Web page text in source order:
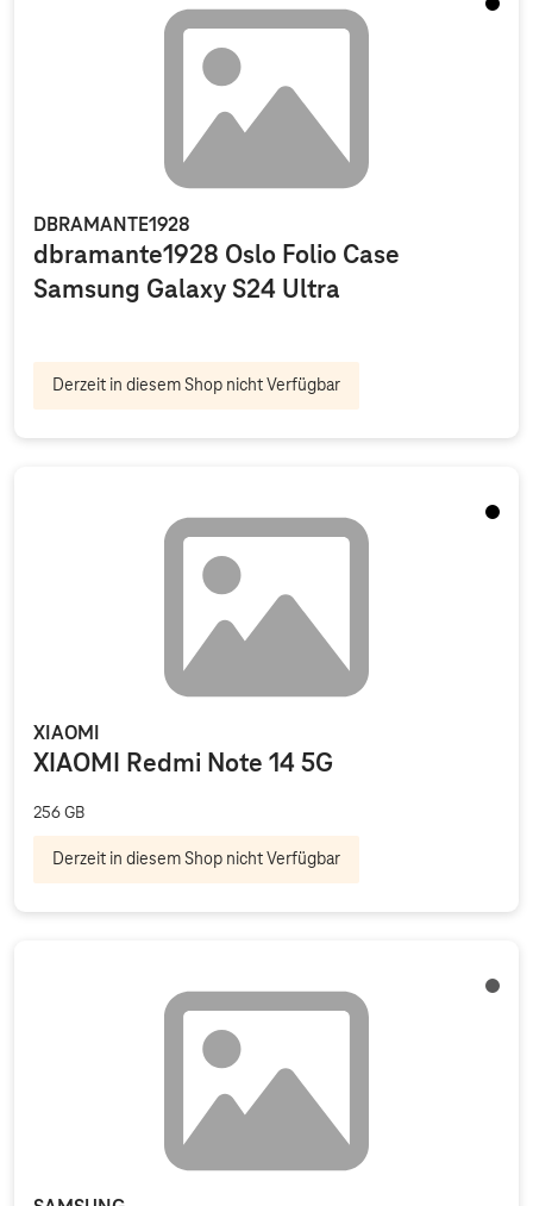
DBRAMANTE1928
dbramante1928 Oslo Folio Case
Samsung Galaxy S24 Ultra
Derzeit in diesem Shop nicht Verfügbar
XIAOMI
XIAOMI Redmi Note 14 5G
256 GB
Derzeit in diesem Shop nicht Verfügbar